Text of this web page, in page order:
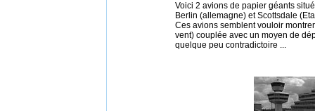
Voici 2 avions de papier géants
Berlin (allemagne) et Scottsdale
Ces avions semblent vouloir
vent) couplée avec un moyen de
quelque peu contradictoire ...